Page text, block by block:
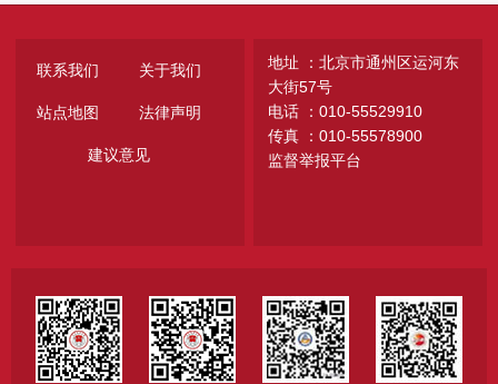
联系我们 关于我们
站点地图 法律声明
建议意见
地址 ：北京市通州区运河东
大街57号
电话 ：010-55529910
传真 ：010-55578900
监督举报平台